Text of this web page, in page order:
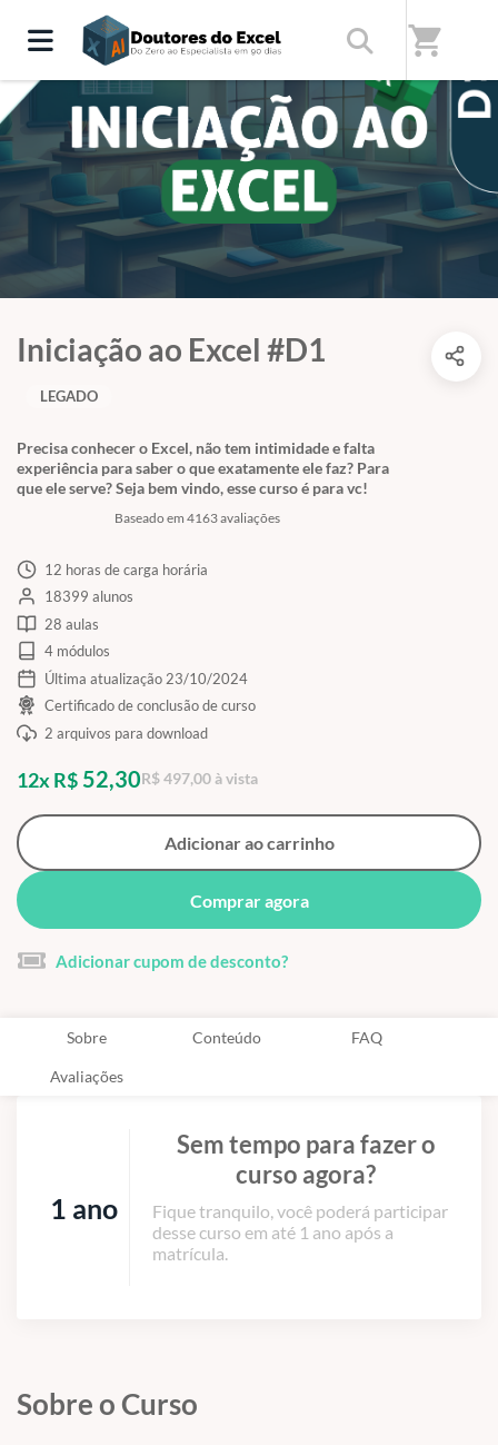
shopping_cart
Iniciação ao Excel #D1
Precisa conhecer o Excel, não tem intimidade e falta
experiência para saber o que exatamente ele faz? Para
que ele serve? Seja bem vindo, esse curso é para vc!
Baseado em 4163 avaliações
LEGADO
12 horas de carga horária
18399 alunos
28 aulas
4 módulos
Última atualização 23/10/2024
Certificado de conclusão de curso
2 arquivos para download
12x R$ 52,30R$ 497,00 à vista
Adicionar ao carrinho
Comprar agora
Adicionar cupom de desconto?
Sobre Conteúdo FAQ
Avaliações
1 ano
Sem tempo para fazer o
curso agora?
Fique tranquilo, você poderá participar
desse curso em até 1 ano após a
matrícula.
Sobre o Curso